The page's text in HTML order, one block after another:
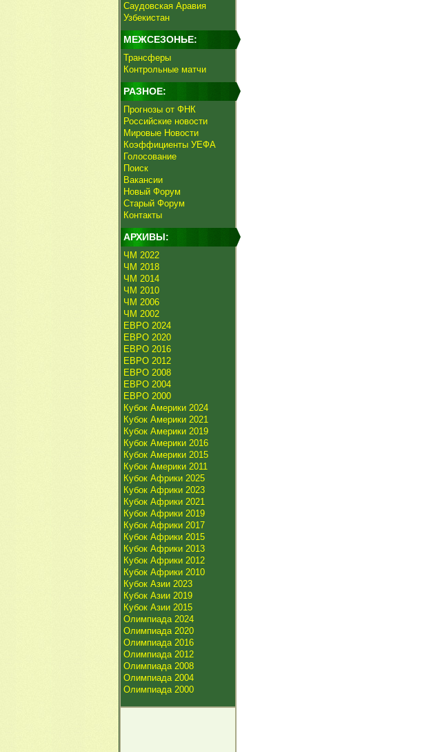
Саудовская Аравия
Узбекистан
МЕЖСЕЗОНЬЕ:
Трансферы
Контрольные матчи
РАЗНОЕ:
Прогнозы от ФНК
Российские новости
Мировые Новости
Коэффициенты УЕФА
Голосование
Поиск
Вакансии
Новый Форум
Старый Форум
Контакты
АРХИВЫ:
ЧМ 2022
ЧМ 2018
ЧМ 2014
ЧМ 2010
ЧМ 2006
ЧМ 2002
ЕВРО 2024
ЕВРО 2020
ЕВРО 2016
ЕВРО 2012
ЕВРО 2008
ЕВРО 2004
ЕВРО 2000
Кубок Америки 2024
Кубок Америки 2021
Кубок Америки 2019
Кубок Америки 2016
Кубок Америки 2015
Кубок Америки 2011
Кубок Африки 2025
Кубок Африки 2023
Кубок Африки 2021
Кубок Африки 2019
Кубок Африки 2017
Кубок Африки 2015
Кубок Африки 2013
Кубок Африки 2012
Кубок Африки 2010
Кубок Азии 2023
Кубок Азии 2019
Кубок Азии 2015
Олимпиада 2024
Олимпиада 2020
Олимпиада 2016
Олимпиада 2012
Олимпиада 2008
Олимпиада 2004
Олимпиада 2000